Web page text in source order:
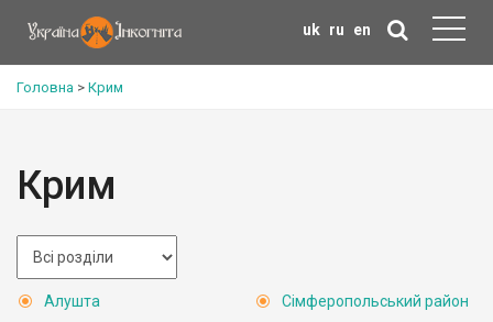
uk ru en
Головна > Крим
Крим
Алушта
Сімферопольський район